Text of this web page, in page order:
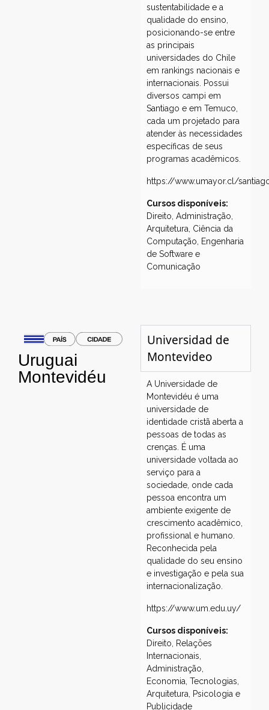
sustentabilidade e a
qualidade do ensino,
posicionando-se entre
as principais
universidades do Chile
em rankings nacionais e
internacionais. Possui
diversos campi em
Santiago e em Temuco,
cada um projetado para
atender às necessidades
específicas de seus
programas acadêmicos.
https://www.umayor.cl/
Cursos disponíveis:
Direito, Administração,
Arquitetura, Ciência da
Computação, Engenharia
de Software e
Comunicação
Uruguai
Montevidéu
Universidad de
Montevideo
A Universidade de
Montevidéu é uma
universidade de
identidade cristã aberta a
pessoas de todas as
crenças. É uma
universidade voltada ao
serviço para a
sociedade, onde cada
pessoa encontra um
ambiente exigente de
crescimento acadêmico,
profissional e humano.
Reconhecida pela
qualidade do seu ensino
e investigação e pela sua
internacionalização.
https://www.um.edu.uy/
Cursos disponíveis:
Direito, Relações
Internacionais,
Administração,
Economia, Tecnologias,
Arquitetura, Psicologia e
Publicidade